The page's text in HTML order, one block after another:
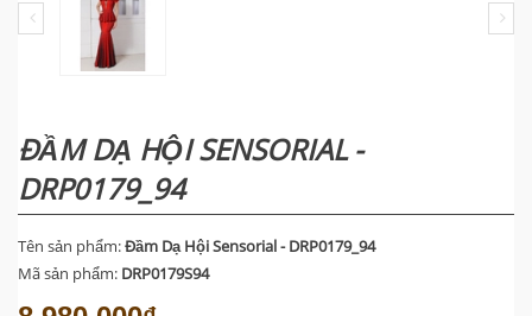
ĐẦM DẠ HỘI SENSORIAL -
DRP0179_94
Tên sản phẩm:Đầm Dạ Hội Sensorial - DRP0179_94
Mã sản phẩm: DRP0179S94